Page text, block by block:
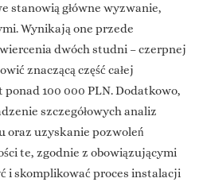
stanowią główne wyzwanie,
Wynikają one przede
dwóch studni – czerpnej
znaczącą część całej
100 000 PLN. Dodatkowo,
szczegółowych analiz
oraz uzyskanie pozwoleń
te, zgodnie z obowiązującymi
i skomplikować proces instalacji